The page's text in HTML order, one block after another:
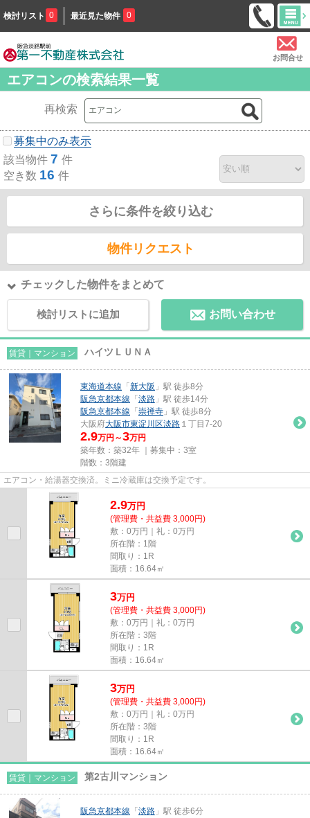
検討リスト 0 最近見た物件 0
お問合せ
エアコンの検索結果一覧
再検索
募集中のみ表示
該当物件 7 件
空き数 16 件
さらに条件を絞り込む
物件リクエスト
チェックした物件をまとめて
検討リストに追加 お問い合わせ
賃貸｜マンション ハイツＬＵＮＡ
東海道本線 「 新大阪 」駅 徒歩8分
阪急京都本線 「 淡路 」駅 徒歩14分
阪急京都本線 「 崇禅寺 」駅 徒歩8分
大阪府大阪市東淀川区淡路 １丁目7-20
2.9万円～3万円
築年数：築32年 ｜募集中： 3室
階数：3階建
エアコン・給湯器交換済。ミニ冷蔵庫は交換予定です。
2.9万円
(管理費・共益費 3,000円)
敷：0万円｜礼：0万円
所在階：1階
間取り：1R
面積：16.64㎡
3万円
(管理費・共益費 3,000円)
敷：0万円｜礼：0万円
所在階：3階
間取り：1R
面積：16.64㎡
3万円
(管理費・共益費 3,000円)
敷：0万円｜礼：0万円
所在階：3階
間取り：1R
面積：16.64㎡
賃貸｜マンション 第2古川マンション
阪急京都本線 「 淡路 」駅 徒歩6分